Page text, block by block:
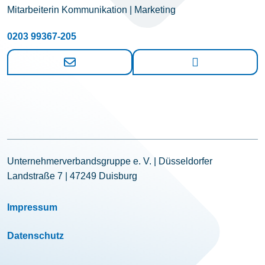
Mitarbeiterin Kommunikation | Marketing
0203 99367-205
Unternehmerverbandsgruppe e. V. | Düsseldorfer
Landstraße 7 | 47249 Duisburg
Impressum
Datenschutz